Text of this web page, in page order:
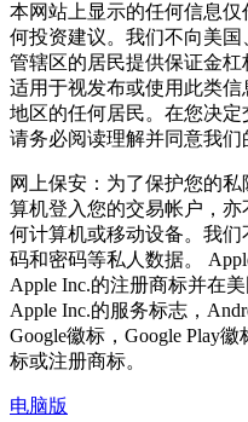
本网站上显示的任何信息
何投资建议。我们不向美
管辖区的居民提供保证金
适用于视发布或使用此类
地区的任何居民。在您决定
请务必阅读理解并同意我们
网上保安：为了保护您的
算机登入您的交易帐户，
何计算机或移动设备。我
码和密码等私人数据。
Apple Inc.的注册商标并在
Apple Inc.的服务标志，
Google徽标，Google Play
标或注册商标。
电脑版